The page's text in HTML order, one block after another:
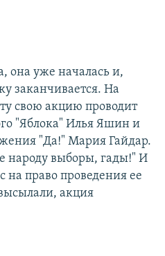
она уже началась и,
заканчивается. На
свою акцию проводит
"Яблока" Илья Яшин и
"Да!" Мария Гайдар.
народу выборы, гады!" И
на право проведения ее
акция